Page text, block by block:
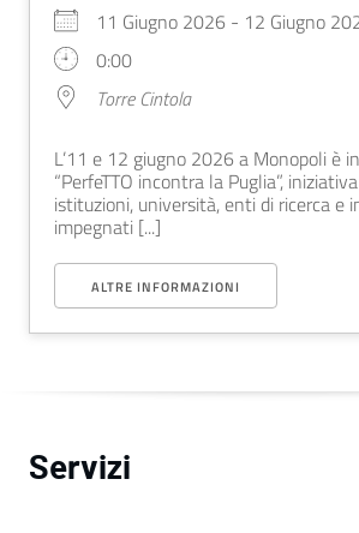
11 Giugno 2026 - 12 Giugno
0:00
Torre Cintola
L’11 e 12 giugno 2026 a Monopoli è
“PerfeTTO incontra la Puglia”,
istituzioni, università, enti di ricerca e
impegnati [...]
ALTRE INFORMAZIONI
Servizi